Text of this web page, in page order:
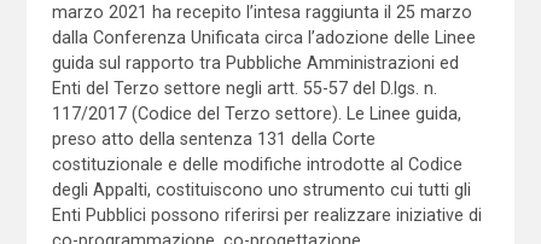
marzo 2021 ha recepito l’intesa raggiunta il 25 marzo
dalla Conferenza Unificata circa l’adozione delle Linee
guida sul rapporto tra Pubbliche Amministrazioni ed
Enti del Terzo settore negli artt. 55-57 del D.lgs. n.
117/2017 (Codice del Terzo settore). Le Linee guida,
preso atto della sentenza 131 della Corte
costituzionale e delle modifiche introdotte al Codice
degli Appalti, costituiscono uno strumento cui tutti gli
Enti Pubblici possono riferirsi per realizzare iniziative di